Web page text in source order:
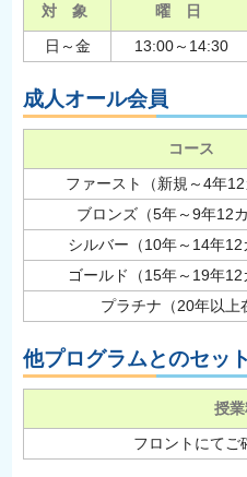
対 象 曜 日
日～金
13:00～14:30
成人オール会員
コース
ファースト（新規～4年12
ブロンズ（5年～9年12カ
シルバー（10年～14年12
ゴールド（15年～19年12
プラチナ（20年以上
他プログラムとのセット
授
フロントにてご